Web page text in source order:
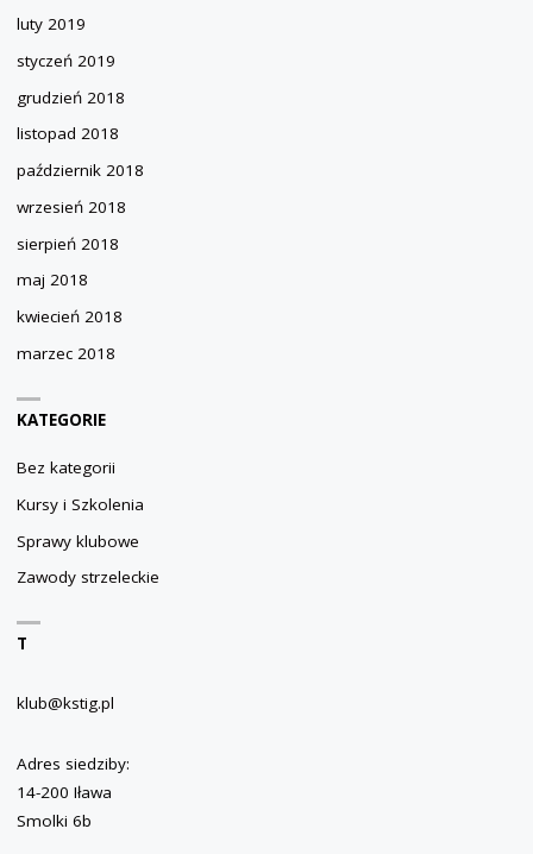
luty 2019
styczeń 2019
grudzień 2018
listopad 2018
październik 2018
wrzesień 2018
sierpień 2018
maj 2018
kwiecień 2018
marzec 2018
KATEGORIE
Bez kategorii
Kursy i Szkolenia
Sprawy klubowe
Zawody strzeleckie
T
klub@kstig.pl
Adres siedziby:
14-200 Iława
Smolki 6b